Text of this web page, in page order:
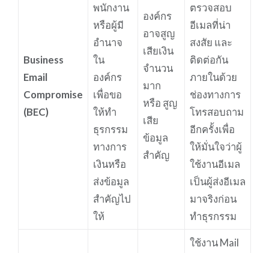
Business
Email
Compromise
(BEC)
พนักงาน
หรือผู้มี
อำนาจ
ใน
องค์กร
เพื่อขอ
ให้ทำ
ธุรกรรม
ทางการ
เงินหรือ
ส่งข้อมูล
สำคัญไป
ให้
องค์กร
อาจสูญ
เสียเงิน
จำนวน
มาก
หรือ สูญ
เสีย
ข้อมูล
สำคัญ
ตรวจสอบ
อีเมลที่น่า
สงสัย และ
ติดต่อกัน
ภายในด้วย
ช่องทางการ
โทรสอบถาม
อีกครั้งเพื่อ
ให้มั่นใจว่าผู้
ใช้งานอีเมล
เป็นผู้ส่งอีเมล
มาจริงก่อน
ทำธุรกรรม
ใช้งาน Mail